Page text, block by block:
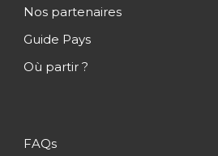
Nos partenaires
Guide Pays
Où partir ?
FAQs